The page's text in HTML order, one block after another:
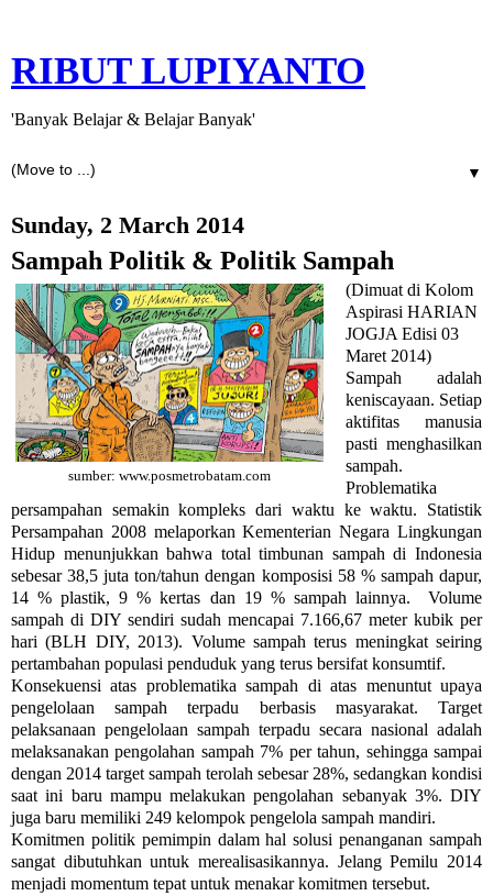
RIBUT LUPIYANTO
'Banyak Belajar & Belajar Banyak'
▼
Sunday, 2 March 2014
Sampah Politik & Politik Sampah
sumber: www.posmetrobatam.com
(Dimuat di Kolom
Aspirasi HARIAN
JOGJA Edisi 03
Maret 2014)
Sampah adalah
keniscayaan. Setiap
aktifitas manusia
pasti menghasilkan
sampah.
Problematika
persampahan semakin kompleks dari waktu ke waktu. Statistik
Persampahan 2008 melaporkan Kementerian Negara Lingkungan
Hidup menunjukkan bahwa total timbunan sampah di Indonesia
sebesar 38,5 juta ton/tahun dengan komposisi 58 % sampah dapur,
14 % plastik, 9 % kertas dan 19 % sampah lainnya. Volume
sampah di DIY sendiri sudah mencapai 7.166,67 meter kubik per
hari (BLH DIY, 2013). Volume sampah terus meningkat seiring
pertambahan populasi penduduk yang terus bersifat konsumtif.
Konsekuensi atas problematika sampah di atas menuntut upaya
pengelolaan sampah terpadu berbasis masyarakat. Target
pelaksanaan pengelolaan sampah terpadu secara nasional adalah
melaksanakan pengolahan sampah 7% per tahun, sehingga sampai
dengan 2014 target sampah terolah sebesar 28%, sedangkan kondisi
saat ini baru mampu melakukan pengolahan sebanyak 3%. DIY
juga baru memiliki 249 kelompok pengelola sampah mandiri.
Komitmen politik pemimpin dalam hal solusi penanganan sampah
sangat dibutuhkan untuk merealisasikannya. Jelang Pemilu 2014
menjadi momentum tepat untuk menakar komitmen tersebut.